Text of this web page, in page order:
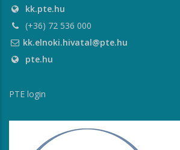
kk.pte.hu
(+36) 72 536 000
kk.elnoki.hivatal@pte.hu
pte.hu
PTE login